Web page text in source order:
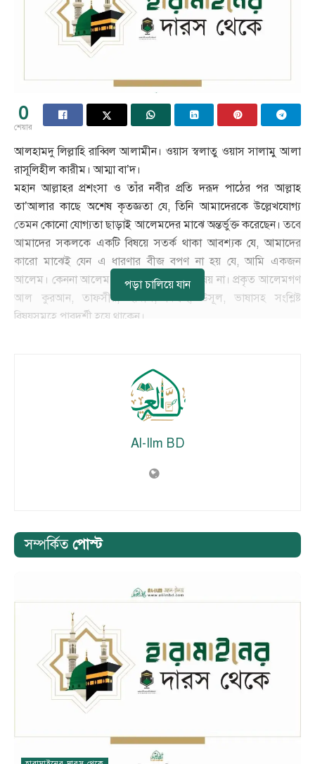
0
শেয়ার
আলহামদু লিল্লাহি রাব্বিল আলামীন। ওয়াস স্বলাতু ওয়াস সালামু আলা
রাসূলিহীল কারীম। আম্মা বা’দ।
মহান আল্লাহর প্রশংসা ও তাঁর নবীর প্রতি দরূদ পাঠের পর আল্লাহ
তা’আলার কাছে অশেষ কৃতজ্ঞতা যে, তিনি আমাদেরকে উল্লেখযোগ্য
তেমন কোনো যোগ্যতা ছাড়াই আলেমদের মাঝে অন্তর্ভুক্ত করেছেন। তবে
আমাদের সকলকে একটি বিষয়ে সতর্ক থাকা আবশ্যক যে, আমাদের
কারো মাঝেই যেন এ ধারণার বীজ বপণ না হয় যে, আমি একজন
আলেম। কেননা আলেম হওয়া সাধারণ কোন বিষয় না। প্রকৃত আলেমগণ
আল কুরআন, তাফসীর, হাদীস, ফিক্বহ, উসূল, ভাষাসহ সংশ্লিষ্ট
বিষয়সমূহে পারদর্শী হয়ে থাকেন।
পড়া চালিয়ে যান
Al-Ilm BD
সম্পর্কিত পোস্ট